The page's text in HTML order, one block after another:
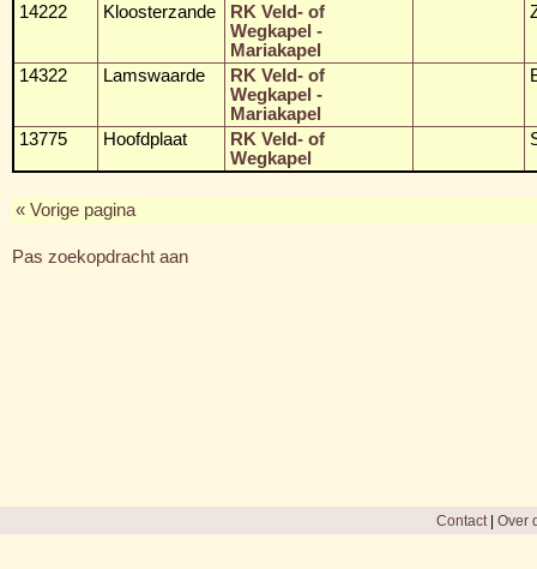
14222 Kloosterzande
RK Veld- of
Wegkapel -
Mariakapel
14322 Lamswaarde
RK Veld- of
Wegkapel -
Mariakapel
13775 Hoofdplaat
RK Veld- of
Wegkapel
« Vorige pagina
Pas zoekopdracht aan
Contact| Over